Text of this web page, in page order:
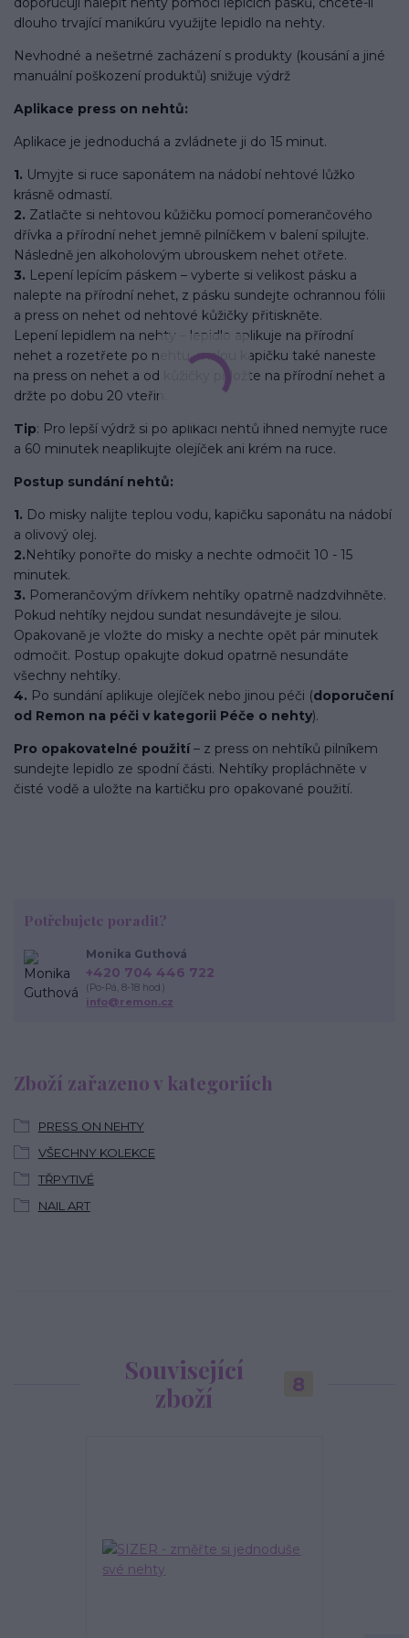
dlouho trvající manikúru využijte lepidlo na nehty.
Nevhodné a nešetrné zacházení s produkty (kousání a jiné
manuální poškození produktů) snižuje výdrž
Aplikace press on nehtů:
Aplikace je jednoduchá a zvládnete ji do 15 minut.
1. Umyjte si ruce saponátem na nádobí nehtové lůžko
krásně odmastí.
2. Zatlačte si nehtovou kůžičku pomocí pomerančového
dřívka a přírodní nehet jemně pilníčkem v balení spilujte.
Následně jen alkoholovým ubrouskem nehet otřete.
3. Lepení lepícím páskem – vyberte si velikost pásku a
nalepte na přírodní nehet, z pásku sundejte ochrannou fólii
a press on nehet od nehtové kůžičky přitiskněte.
Lepení lepidlem na nehty – lepidlo aplikuje na přírodní
nehet a rozetřete po nehtu, malou kapičku také naneste
na press on nehet a od kůžičky přiložte na přírodní nehet a
držte po dobu 20 vteřin.
Tip: Pro lepší výdrž si po aplikaci nehtů ihned nemyjte ruce
a 60 minutek neaplikujte olejíček ani krém na ruce.
Postup sundání nehtů:
1. Do misky nalijte teplou vodu, kapičku saponátu na nádobí
a olivový olej.
2.Nehtíky ponořte do misky a nechte odmočit 10 - 15
minutek.
3. Pomerančovým dřívkem nehtíky opatrně nadzdvihněte.
Pokud nehtíky nejdou sundat nesundávejte je silou.
Opakovaně je vložte do misky a nechte opět pár minutek
odmočit. Postup opakujte dokud opatrně nesundáte
všechny nehtíky.
4. Po sundání aplikuje olejíček nebo jinou péči (doporučení
od Remon na péči v kategorii Péče o nehty).
Pro opakovatelné použití– z press on nehtíků pilníkem
sundejte lepidlo ze spodní části. Nehtíky propláchněte v
čisté vodě a uložte na kartičku pro opakované použití.
Zboží zařazeno v kategoriích
PRESS ON NEHTY
VŠECHNY KOLEKCE
TŘPYTIVÉ
NAIL ART
Potřebujete poradit?
Monika Guthová
+420 704 446 722
(Po-Pá, 8-18 hod.)
info@remon.cz
Související
zboží
8